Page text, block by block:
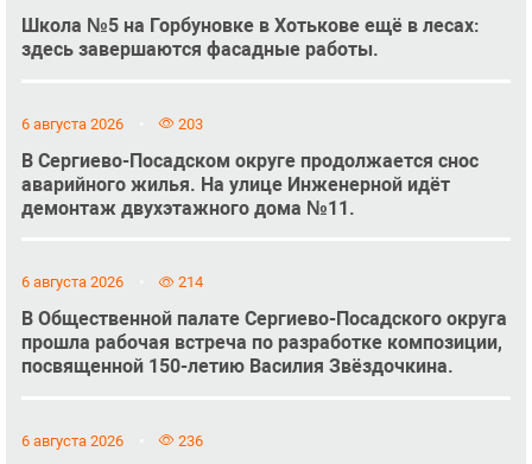
Школа №5 на Горбуновке в Хотькове ещё в лесах:
здесь завершаются фасадные работы.
6 августа 2026 203
В Сергиево-Посадском округе продолжается снос
аварийного жилья. На улице Инженерной идёт
демонтаж двухэтажного дома №11.
6 августа 2026 214
В Общественной палате Сергиево-Посадского округа
прошла рабочая встреча по разработке композиции,
посвященной 150-летию Василия Звёздочкина.
6 августа 2026 236